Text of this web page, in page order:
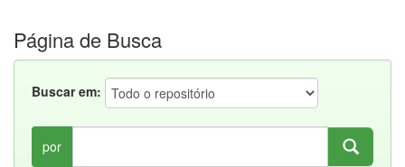
Página de Busca
Buscar em:
por